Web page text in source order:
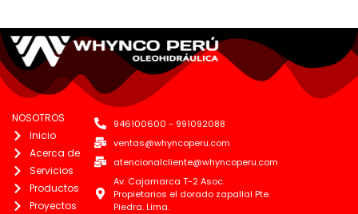
946100600 - 991092088
ventas@whyncoperu.com
atencionalcliente@whyncoperu.com
Av. Cajamarca T-2 Asoc.
Propietarios el dorado zapallal Pte.
Piedra. Lima.
NOSOTROS
Inicio
Acerca de
Servicios
Productos
Proyectos